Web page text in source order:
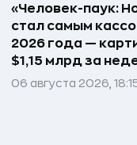
«Человек-паук:
стал самым
2026 года —
$1,15 млрд за
06 августа 2026,